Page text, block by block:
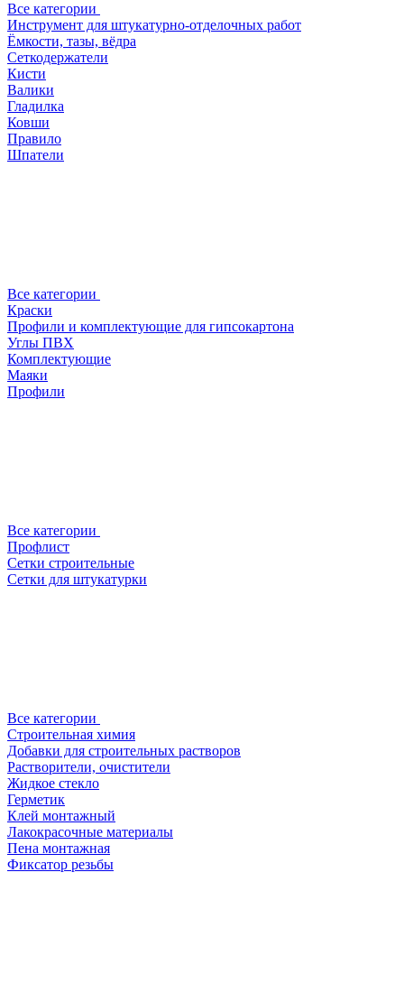
Все категории
Инструмент для штукатурно-отделочных работ
Ёмкости, тазы, вёдра
Сеткодержатели
Кисти
Валики
Гладилка
Ковши
Правило
Шпатели
Все категории
Краски
Профили и комплектующие для гипсокартона
Углы ПВХ
Комплектующие
Маяки
Профили
Все категории
Профлист
Сетки строительные
Сетки для штукатурки
Все категории
Строительная химия
Добавки для строительных растворов
Растворители, очистители
Жидкое стекло
Герметик
Клей монтажный
Лакокрасочные материалы
Пена монтажная
Фиксатор резьбы